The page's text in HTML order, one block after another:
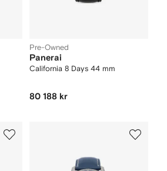
Pre-Owned
Panerai
California 8 Days 44 mm
80 188 kr